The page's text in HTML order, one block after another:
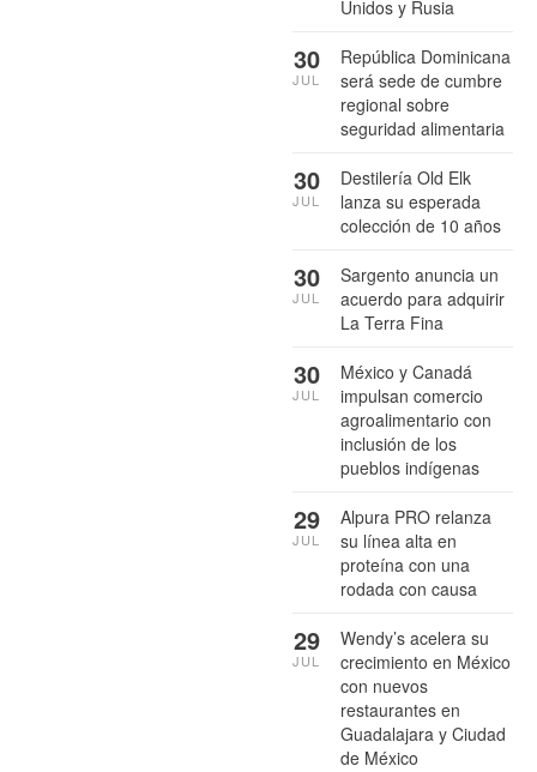
Unidos y Rusia
República Dominicana
será sede de cumbre
regional sobre
seguridad alimentaria
30
JUL
Destilería Old Elk
lanza su esperada
colección de 10 años
30
JUL
Sargento anuncia un
acuerdo para adquirir
La Terra Fina
30
JUL
México y Canadá
impulsan comercio
agroalimentario con
inclusión de los
pueblos indígenas
30
JUL
Alpura PRO relanza
su línea alta en
proteína con una
rodada con causa
29
JUL
Wendy’s acelera su
crecimiento en México
con nuevos
restaurantes en
Guadalajara y Ciudad
de México
29
JUL